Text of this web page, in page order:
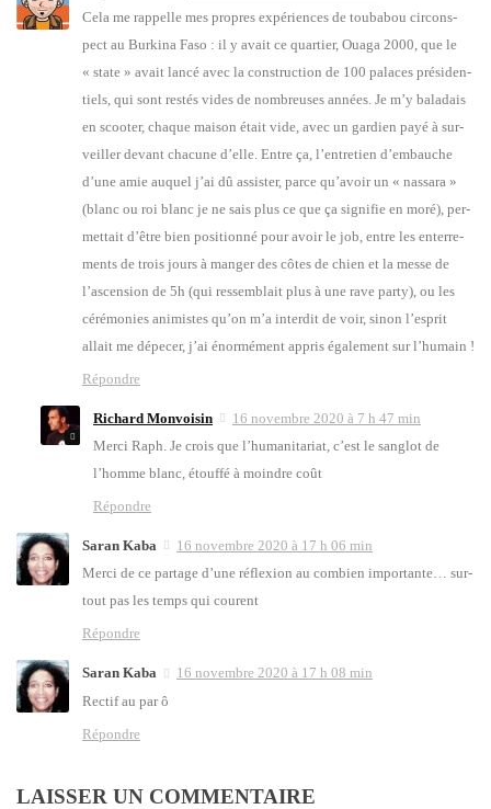
Cela me rap­pelle mes propres expé­riences de tou­ba­bou cir­cons­
pect au Bur­ki­na Faso : il y avait ce quar­tier, Oua­ga 2000, que le
« state » avait lan­cé avec la construc­tion de 100 palaces pré­si­den­
tiels, qui sont res­tés vides de nom­breuses années. Je m’y bala­dais
en scoo­ter, chaque mai­son était vide, avec un gar­dien payé à sur­
veiller devant cha­cune d’elle. Entre ça, l’en­tre­tien d’embauche
d’une amie auquel j’ai dû assis­ter, parce qu’a­voir un « nas­sa­ra »
(blanc ou roi blanc je ne sais plus ce que ça signi­fie en moré), per­
met­tait d’être bien posi­tion­né pour avoir le job, entre les enter­re­
ments de trois jours à man­ger des côtes de chien et la messe de
l’as­cen­sion de 5h (qui res­sem­blait plus à une rave par­ty), ou les
céré­mo­nies ani­mistes qu’on m’a inter­dit de voir, sinon l’es­prit
allait me dépe­cer, j’ai énor­mé­ment appris éga­le­ment sur l’hu­main !
Répondre
Richard Monvoisin
16 novembre 2020 à 7 h 47 min
Mer­ci Raph. Je crois que l’hu­ma­ni­ta­riat, c’est le san­glot de
l’homme blanc, étouf­fé à moindre coût
Répondre
Saran Kaba
16 novembre 2020 à 17 h 06 min
Mer­ci de ce par­tage d’une réflexion au com­bien impor­tante… sur­
tout pas les temps qui courent
Répondre
Saran Kaba
16 novembre 2020 à 17 h 08 min
Rec­tif au par ô
Répondre
LAISSER UN COMMENTAIRE